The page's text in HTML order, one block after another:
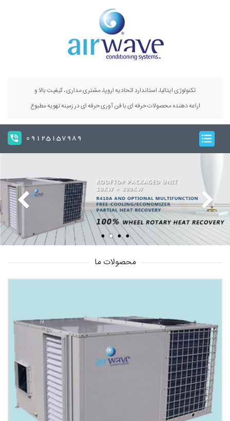
تکنولوژی ایتالیا، استاندارد اتحادیه اروپا، مشتری مداری ، کیفیت بالا و
اراعه دهنده محصولات حرفه ای با فن آوری حرفه ای در زمینه تهویه مطبوع
09125157989
محصولات ما